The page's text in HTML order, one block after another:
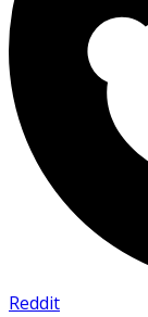
Reddit